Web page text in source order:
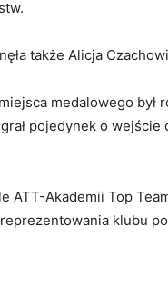
także Alicja
medalowego
pojedynek o
ATT-Akademii Top
klubu